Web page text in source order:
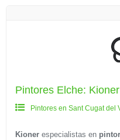
Pintores Elche: Kioner
Pintores en Sant Cugat del
Kioner especialistas en